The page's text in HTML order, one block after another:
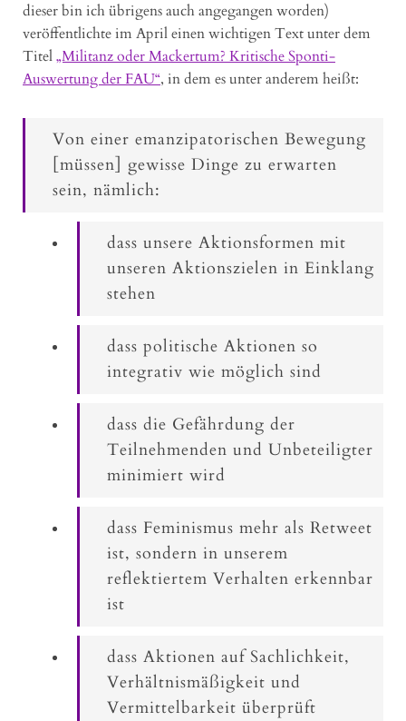
dieser bin ich übrigens auch angegangen worden)
veröffentlichte im April einen wichtigen Text unter dem
Titel„Militanz oder Mackertum? Kritische Sponti-
Auswertung der FAU“, in dem es unter anderem heißt:
Von einer emanzipatorischen Bewegung
[müssen] gewisse Dinge zu erwarten
sein, nämlich:
dass unsere Aktionsformen mit
unseren Aktionszielen in Einklang
stehen
dass politische Aktionen so
integrativ wie möglich sind
dass die Gefährdung der
Teilnehmenden und Unbeteiligter
minimiert wird
dass Feminismus mehr als Retweet
ist, sondern in unserem
reflektiertem Verhalten erkennbar
ist
dass Aktionen auf Sachlichkeit,
Verhältnismäßigkeit und
Vermittelbarkeit überprüft